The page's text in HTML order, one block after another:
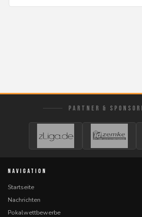
PARTNER &
NAVIGATION
Startseite
Nachrichten
Pokalwettbewerbe